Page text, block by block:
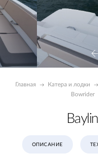
Главная Катера и лодки
Bowrider
ОПИСАНИЕ